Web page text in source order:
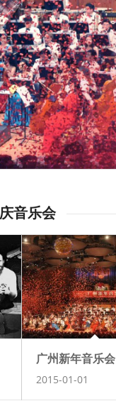
音乐会
广州新年音乐会
2015-01-01